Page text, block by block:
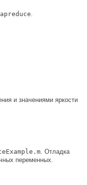
.
и значениями яркости
. Отладка
переменных.